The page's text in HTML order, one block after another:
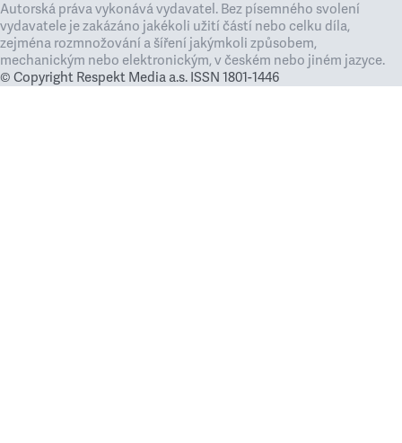
Autorská práva vykonává vydavatel. Bez písemného svolení
vydavatele je zakázáno jakékoli užití částí nebo celku díla,
zejména rozmnožování a šíření jakýmkoli způsobem,
mechanickým nebo elektronickým, v českém nebo jiném jazyce.
© Copyright Respekt Media a.s. ISSN 1801-1446